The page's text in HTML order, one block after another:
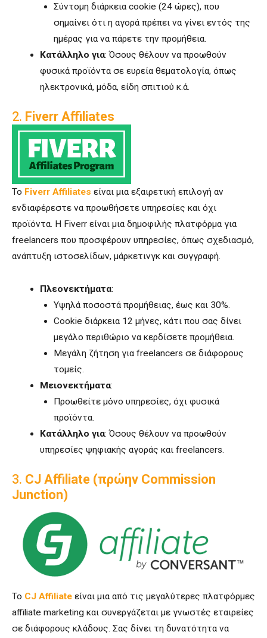
Σύντομη διάρκεια cookie (24 ώρες), που
σημαίνει ότι η αγορά πρέπει να γίνει εντός της
ημέρας για να πάρετε την προμήθεια.
Κατάλληλο για: Όσους θέλουν να προωθούν
φυσικά προϊόντα σε ευρεία θεματολογία, όπως
ηλεκτρονικά, μόδα, είδη σπιτιού κ.ά.
2. Fiverr Affiliates
Το Fiverr Affiliates είναι μια εξαιρετική επιλογή αν
ενδιαφέρεστε να προωθήσετε υπηρεσίες και όχι
προϊόντα. Η Fiverr είναι μια δημοφιλής πλατφόρμα για
freelancers που προσφέρουν υπηρεσίες, όπως σχεδιασμό,
ανάπτυξη ιστοσελίδων, μάρκετινγκ και συγγραφή.
Πλεονεκτήματα:
Υψηλά ποσοστά προμήθειας, έως και 30%.
Cookie διάρκεια 12 μήνες, κάτι που σας δίνει
μεγάλο περιθώριο να κερδίσετε προμήθεια.
Μεγάλη ζήτηση για freelancers σε διάφορους
τομείς.
Μειονεκτήματα:
Προωθείτε μόνο υπηρεσίες, όχι φυσικά
προϊόντα.
Κατάλληλο για: Όσους θέλουν να προωθούν
υπηρεσίες ψηφιακής αγοράς και freelancers.
3. CJ Affiliate (πρώην Commission
Junction)
Το CJ Affiliate είναι μια από τις μεγαλύτερες πλατφόρμες
affiliate marketing και συνεργάζεται με γνωστές εταιρείες
σε διάφορους κλάδους. Σας δίνει τη δυνατότητα να